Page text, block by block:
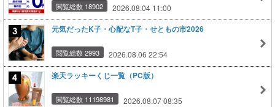
閲覧総数 18902 2026.08.04 11:00
元気だったK子・心配なT子・せともの市2026
閲覧総数 2993 2026.08.06 22:54
楽天ラッキーくじ一覧（PC版）
閲覧総数 11198981 2026.08.07 08:35